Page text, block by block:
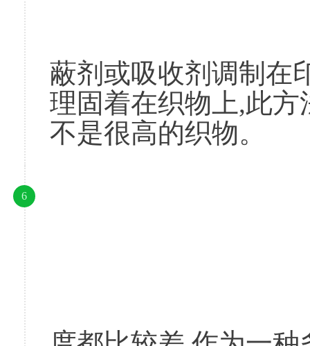
蔽剂或吸收剂调制在
理固着在织物上,此
不是很高的织物。
6